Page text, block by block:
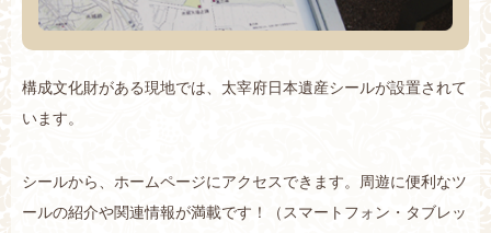
構成文化財がある現地では、太宰府日本遺産シールが設置されて
います。
シールから、ホームページにアクセスできます。周遊に便利なツ
ールの紹介や関連情報が満載です！（スマートフォン・タブレッ